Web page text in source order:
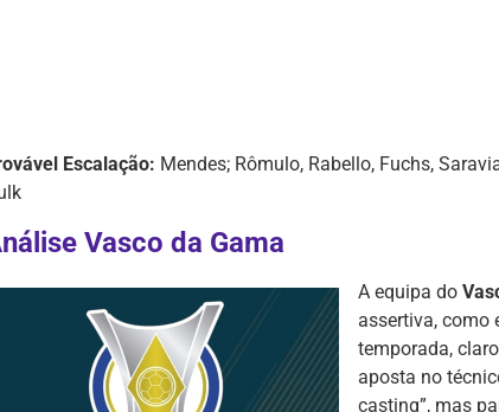
Escalação: Mendes; Rômulo, Rabello, Fuchs,
Vasco da Gama
A equipa do
assertiva, como
temporada,
aposta no
casting”, mas